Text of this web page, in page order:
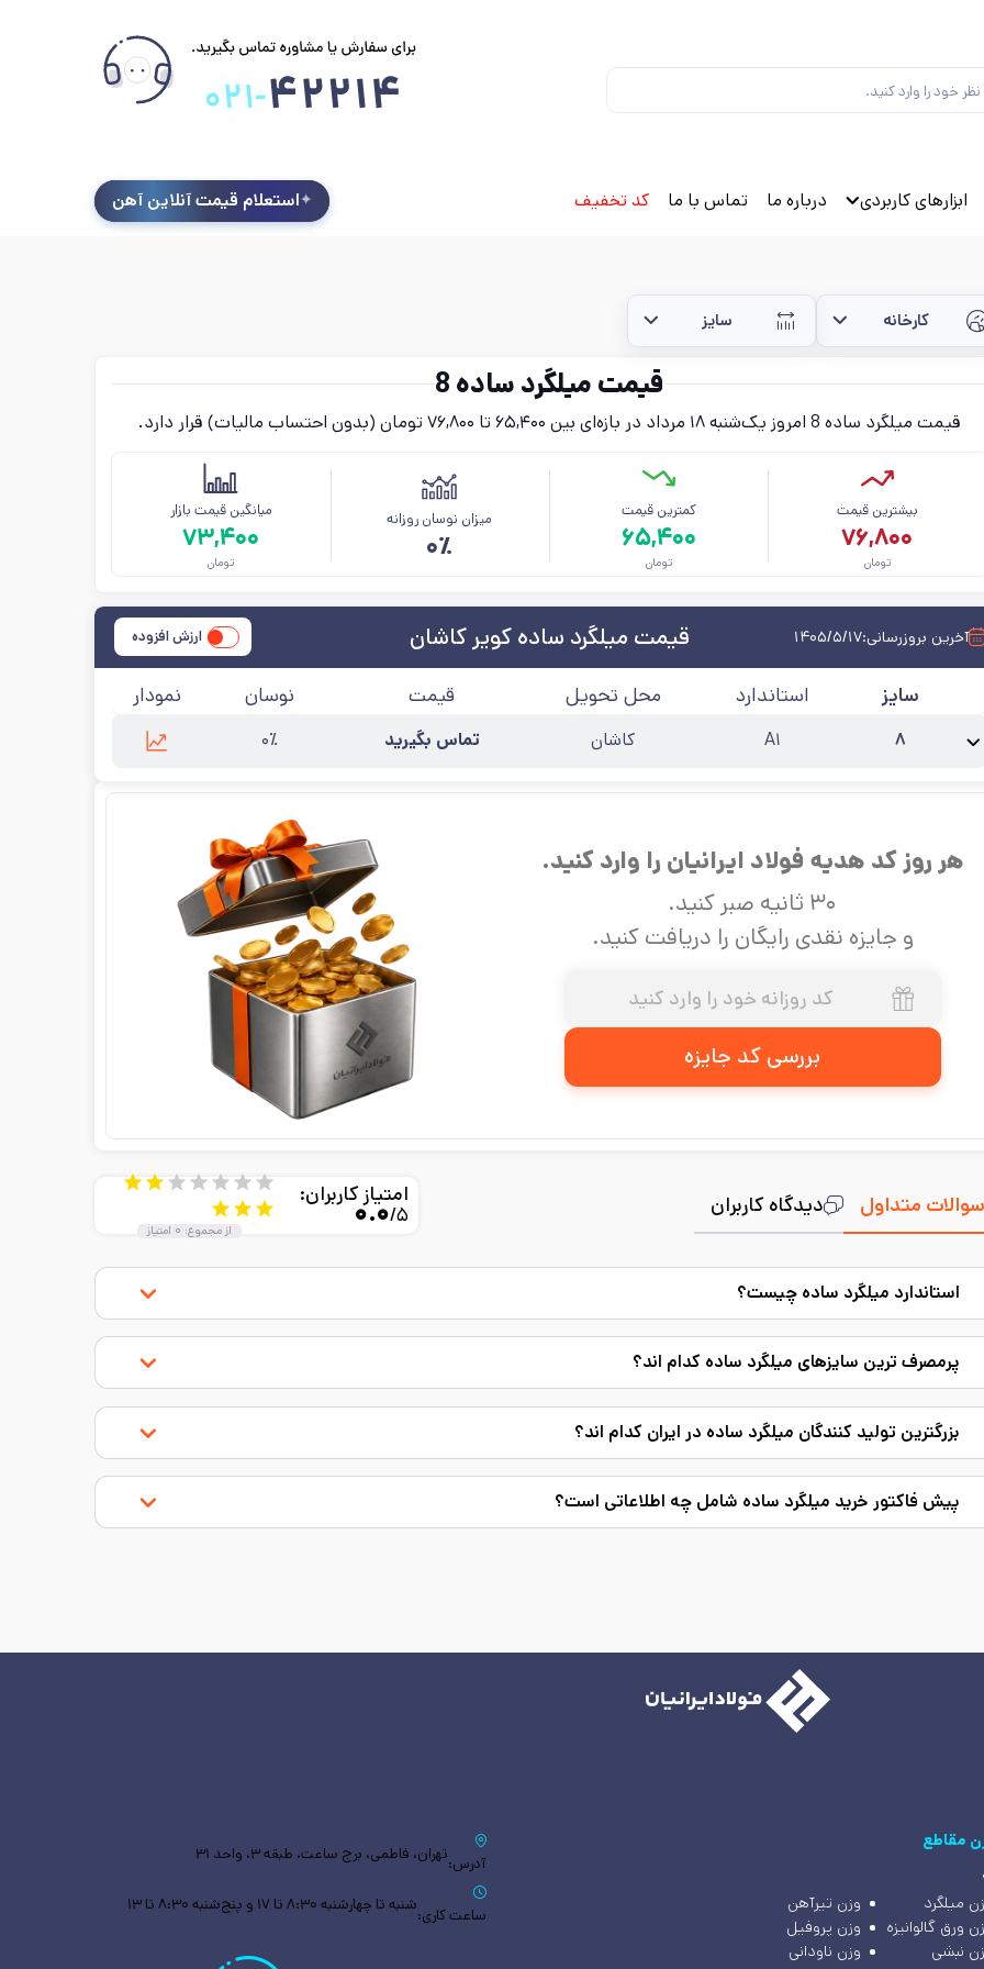
ابزارهای کاربردی درباره ما تماس با ما کد تخفیف استعلام قیمت آنلاین آهن
کارخانه سایز
قیمت میلگرد ساده 8
قیمت میلگرد ساده 8 امروز یک‌شنبه ۱۸ مرداد در بازه‌ای بین ۶۵,۴۰۰ تا ۷۶,۸۰۰ تومان (بدون احتساب مالیات) قرار دارد.
بیشترین قیمت
۷۶,۸۰۰
تومان
کمترین قیمت
۶۵,۴۰۰
تومان
میزان نوسان روزانه
۰٪
میانگین قیمت بازار
۷۳,۴۰۰
تومان
ارزش افزوده قیمت میلگرد ساده کویر کاشان آخرین بروزرسانی:۱۴۰۵/۵/۱۷
سایز استاندارد محل تحویل قیمت نوسان نمودار
۸ A۱ کاشان تماس بگیرید ۰٪
هر روز کد هدیه فولاد ایرانیان را وارد کنید.
۳۰ ثانیه صبر کنید.
و جایزه نقدی رایگان را دریافت کنید.
بررسی کد جایزه
سوالات متداول دیدگاه کاربران امتیاز کاربران:
۰.۰/۵
از مجموع: ۰ امتیاز
استاندارد میلگرد ساده چیست؟
پرمصرف ترین سایزهای میلگرد ساده کدام اند؟
بزرگترین تولید کنندگان میلگرد ساده در ایران کدام اند؟
پیش فاکتور خرید میلگرد ساده شامل چه اطلاعاتی است؟
مقاطع
میلگرد
وزن تیرآهن
ورق گالوانیزه
وزن پروفیل
نبشی
وزن ناودانی
آدرس:تهران، فاطمی، برج ساعت، طبقه ۳، واحد ۳۱
ساعت کاری:شنبه تا چهارشنبه ۸:۳۰ تا ۱۷ و پنج‌شنبه ۸:۳۰ تا ۱۳